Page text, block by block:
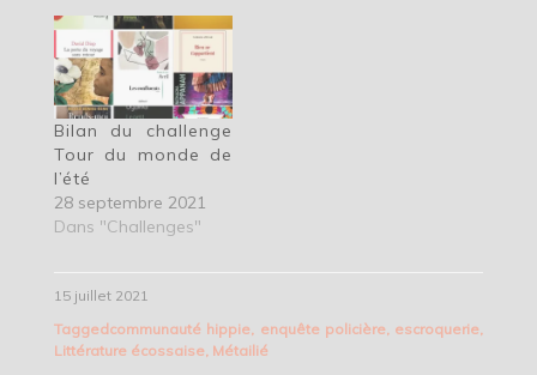
Bilan du challenge
Tour du monde de
l’été
28 septembre 2021
Dans "Challenges"
15 juillet 2021
Taggedcommunauté hippie enquête policière, escroquerie
Littérature écossaise, Métailié